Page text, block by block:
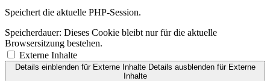
Speichert die aktuelle PHP-Session.
Speicherdauer: Dieses Cookie bleibt nur für die aktuelle
Browsersitzung bestehen.
Externe Inhalte
Details einblendenfür Externe Inhalte Details ausblendenfür Externe
Inhalte